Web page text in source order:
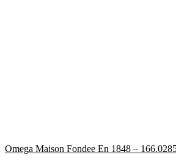
Omega Maison Fondee En 1848 –